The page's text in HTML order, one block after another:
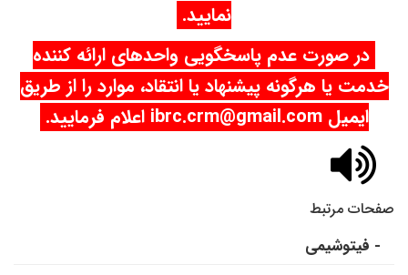
نمایید.
در صورت عدم پاسخگویی واحدهای ارائه کننده
خدمت یا هرگونه پیشنهاد یا انتقاد، موارد را از طریق
ایمیل ibrc.crm@gmail.com اعلام فرمایید.
صفحات مرتبط
- فیتوشیمی